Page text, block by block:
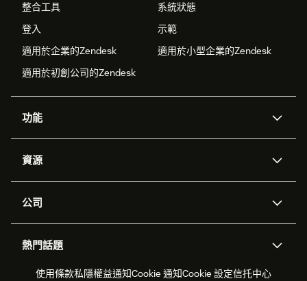
整合工具
系統狀態
登入
示範
適用於企業的Zendesk
適用於小型企業的Zendesk
適用於初創公司的Zendesk
功能
Zendesk人工智能
工單處理
即時交談
客戶入口網站
資源
應用程式介面和開發者
客戶案例
合作夥伴
專業服務
公司
職位空缺
可持續發展報告
Zendesk基金會
熱門話題
2026年客戶體驗趨勢 產品最新消息
使用條款私隱權益通知Cookie 通知Cookie 設定信托中心